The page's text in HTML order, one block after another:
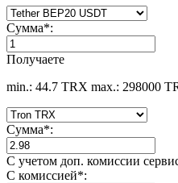
Сумма*:
Получаете
min.: 44.7 TRX max.: 298000
Сумма*:
С учетом доп. комиссии
С комиссией*: